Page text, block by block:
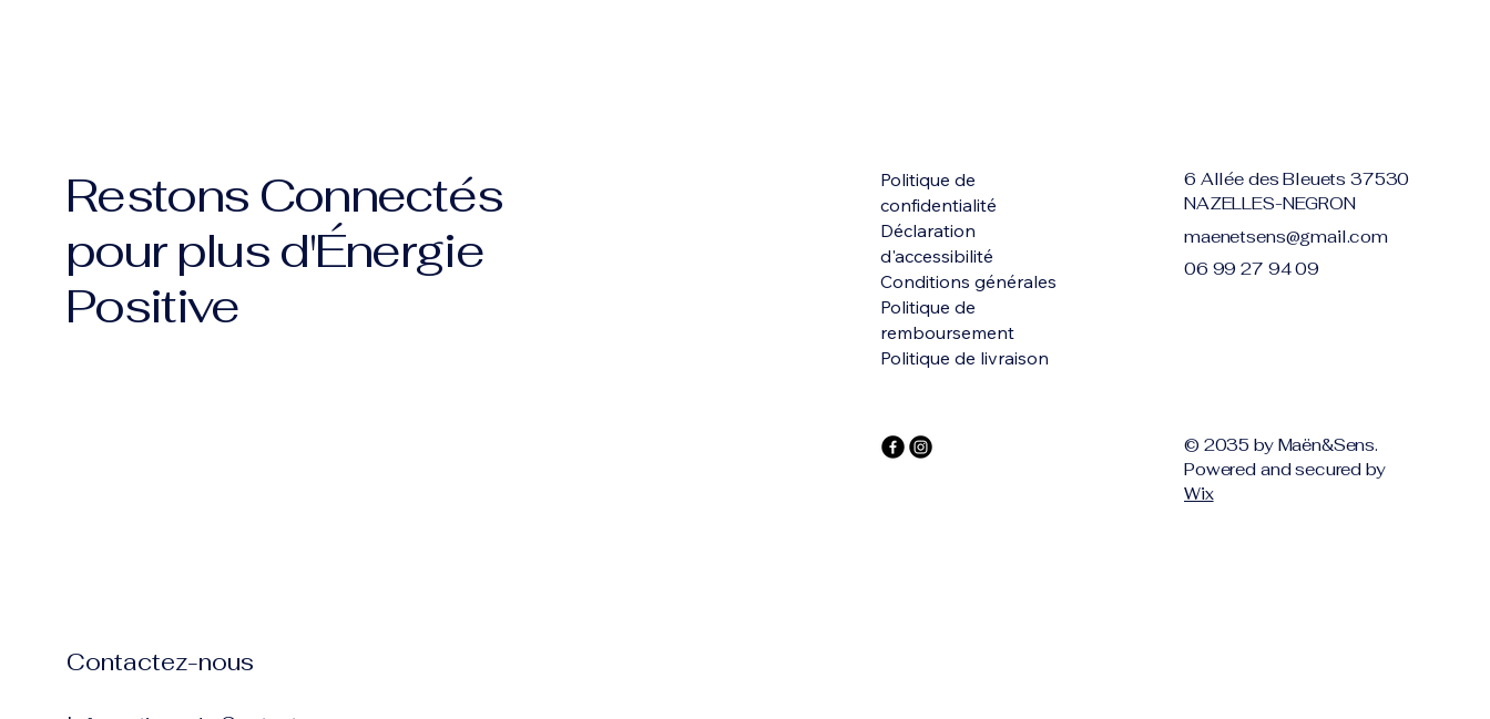
Restons Connectés
pour plus d'Énergie
Positive
Contactez-nous
Politique de
confidentialité
Déclaration
d'accessibilité
Conditions générales
Politique de
remboursement
Politique de livraison
6 Allée des Bleuets 37530
NAZELLES-NEGRON
maenetsens@gmail.com
06 99 27 94 09
© 2035 by Maën&Sens.
Powered and secured by
Wix